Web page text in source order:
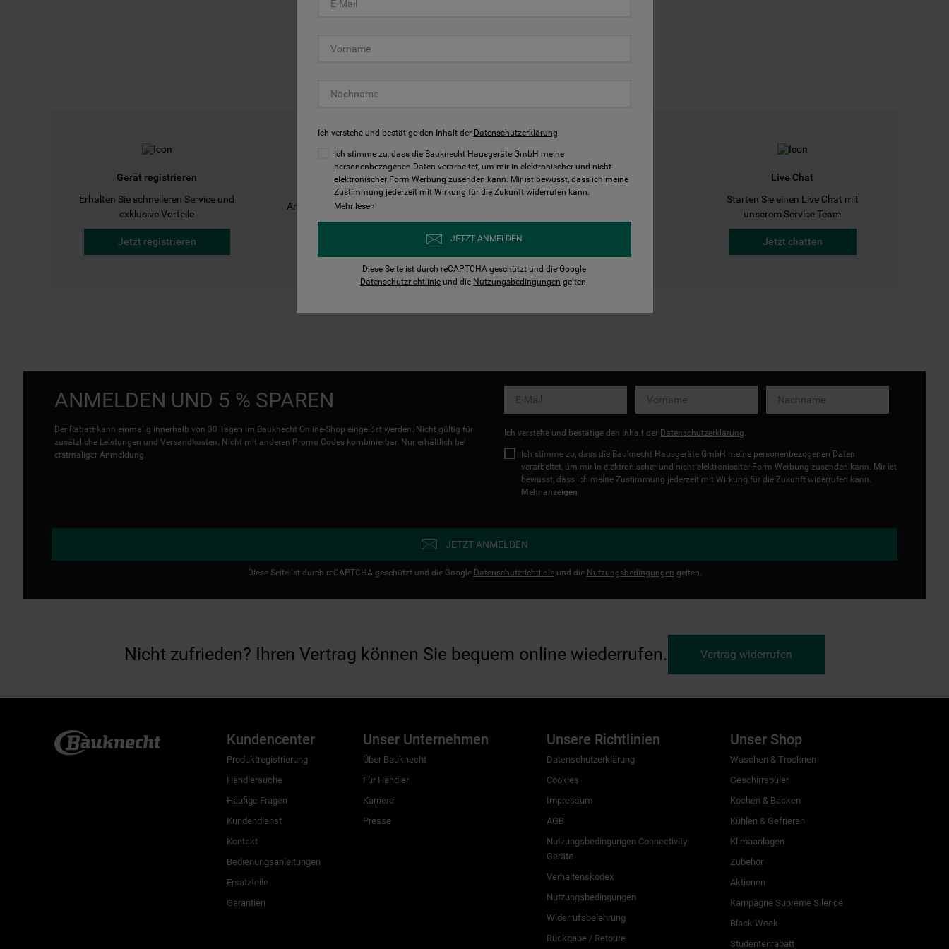
Gerät registrieren
Erhalten Sie schnelleren Service und
exklusive Vorteile
Jetzt registrieren
Bedienungsanleitungen
Anleitungen finden und herunterladen
Kontakt
Live Chat
Starten Sie einen Live Chat mit
unserem Service Team
Jetzt chatten
ANMELDEN UND 5 % SPAREN
Der Rabatt kann einmalig innerhalb von 30 Tagen im Bauknecht Online-Shop eingelöst werden. Nicht gültig für
zusätzliche Leistungen und Versandkosten. Nicht mit anderen Promo Codes kombinierbar. Nur erhältlich bei
erstmaliger Anmeldung.
Ich verstehe und bestätige den Inhalt der Datenschutzerklärung
Ich stimme zu, dass die Bauknecht Hausgeräte GmbH meine personenbezogenen Daten
verarbeitet, um mir in elektronischer und nicht elektronischer Form Werbung zusenden kann. Mir ist
bewusst, dass ich meine Zustimmung jederzeit mit Wirkung für die Zukunft widerrufen kann.
Mehr anzeigen
JETZT ANMELDEN
Diese Seite ist durch reCAPTCHA geschützt und die Google Datenschutzrichtlinieund die Nutzungsbedingungen gelten.
Nicht zufrieden? Ihren Vertrag können Sie bequem online wiederrufen. Vertrag widerrufen
Kundencenter
Produktregistrierung
Händlersuche
Häufige Fragen
Kundendienst
Kontakt
Bedienungsanleitungen
Ersatzteile
Garantien
Unser Unternehmen
Über Bauknecht
Für Händler
Karriere
Presse
Unsere Richtlinien
Datenschutzerklärung
Cookies
Impressum
AGB
Nutzungsbedingungen Connectivity
Geräte
Verhaltenskodex
Nutzungsbedingungen
Widerrufsbelehrung
Rückgabe / Retoure
Unser Shop
Waschen & Trocknen
Geschirrspüler
Kochen & Backen
Kühlen & Gefrieren
Klimaanlagen
Zubehör
Aktionen
Kampagne Supreme Silence
Black Week
Studentenrabatt
Ich verstehe und bestätige den Inhalt der Datenschutzerklärung.
Ich stimme zu, dass die Bauknecht Hausgeräte GmbH meine
personenbezogenen Daten verarbeitet, um mir in elektronischer und nicht
elektronischer Form Werbung zusenden kann. Mir ist bewusst, dass ich meine
Zustimmung jederzeit mit Wirkung für die Zukunft widerrufen kann.
Mehr lesen
JETZT ANMELDEN
Diese Seite ist durch reCAPTCHA geschützt und die Google
Datenschutzrichtlinie und die Nutzungsbedingungen gelten.